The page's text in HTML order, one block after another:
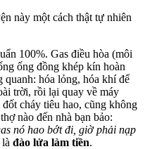
này một cách thật tự nhiên
100%. Gas điều hòa (môi
ống đồng khép kín hoàn
hóa lỏng, hóa khí để
trời, rồi lại quay về máy
cháy tiêu hao, cũng không
nào đến nhà bạn bảo:
nó hao bớt đi, giờ phải nạp
đào lửa làm tiền.